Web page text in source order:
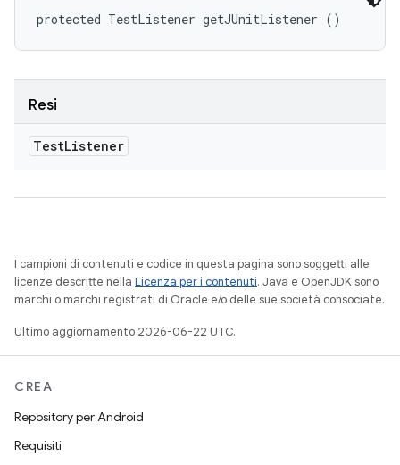
protected TestListener getJUnitListener ()
Resi
TestListener
I campioni di contenuti e codice in questa pagina sono soggetti alle
licenze descritte nella Licenza per i contenuti. Java e OpenJDK sono
marchi o marchi registrati di Oracle e/o delle sue società consociate.
Ultimo aggiornamento 2026-06-22 UTC.
CREA
Repository per Android
Requisiti